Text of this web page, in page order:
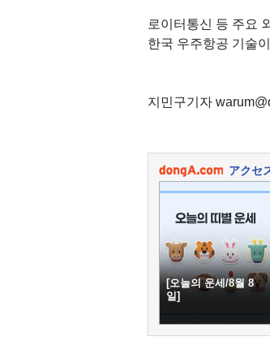
로이터통신 등 주요
한국 우주항공 기술
지민구기자
アクセ
[오늘의 운세/8월 8
일]